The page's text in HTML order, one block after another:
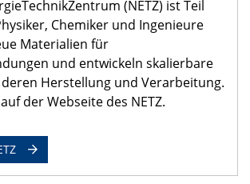
(NETZ) ist Teil
Chemiker und Ingenieure
Materialien für
und entwickeln skalierbare
Herstellung und Verarbeitung.
der Webseite des NETZ.